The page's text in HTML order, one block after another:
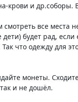
крови и др.соборы.
все места
будет рад,
что одежду для
монеты.
и не дошёл.